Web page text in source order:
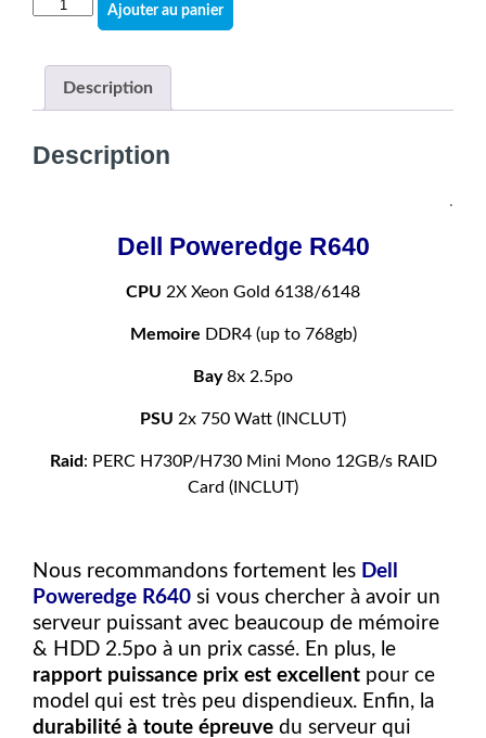
Poweredge
R640,
Xeon
Ajouter au panier
Description
Description
.
Dell Poweredge R640
CPU 2X Xeon Gold 6138/6148
Memoire DDR4 (up to 768gb)
Bay8x 2.5po
PSU 2x 750 Watt (INCLUT)
Raid: PERC H730P/H730 Mini Mono 12GB/s RAID
Card (INCLUT)
Nous recommandons fortement les Dell
Poweredge R640 si vous chercher à avoir un
serveur puissant avec beaucoup de mémoire
& HDD 2.5po à un prix cassé. En plus, le
rapport puissance prix est excellent pour ce
model qui est très peu dispendieux. Enfin, la
durabilité à toute épreuve du serveur qui